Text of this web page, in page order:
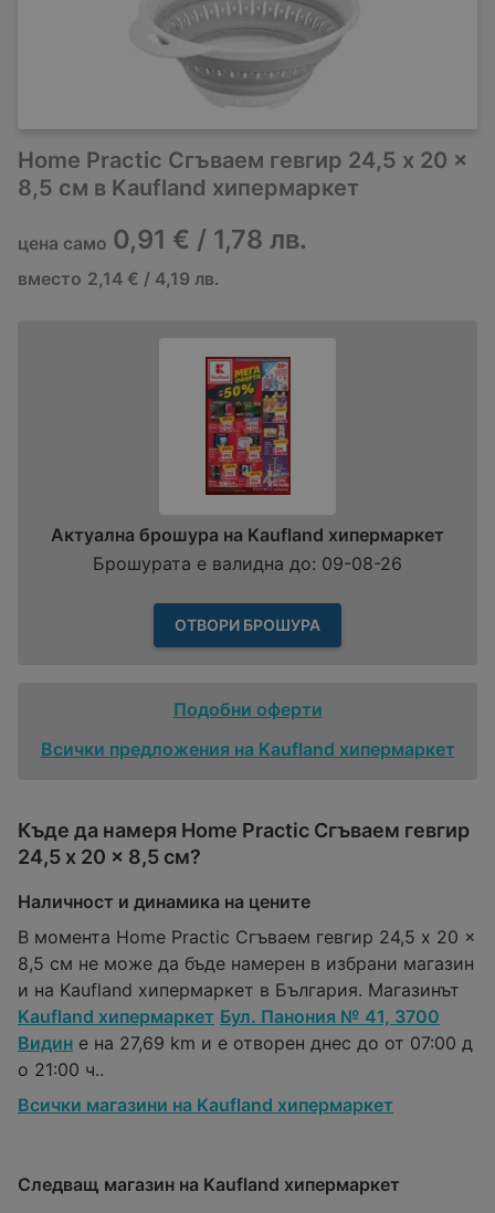
Home Practic Сгъваем гевгир 24,5 x 20 x
8,5 см в Kaufland хипермаркет
цена само 0,91 € / 1,78 лв.
вместо 2,14 € / 4,19 лв.
Актуална брошура на Kaufland хипермаркет
Брошурата е валидна до: 09-08-26
ОТВОРИ БРОШУРА
Подобни оферти
Всички предложения на Kaufland хипермаркет
Къде да намеря Home Practic Сгъваем гевгир
24,5 x 20 x 8,5 см?
Наличност и динамика на цените
В момента Home Practic Сгъваем гевгир 24,5 x 20 x
8,5 см не може да бъде намерен в избрани магазин
и на Kaufland хипермаркет в България. Магазинът
Kaufland хипермаркет Бул. Панония № 41, 3700
Видин е на 27,69 km и е отворен днес до от 07:00 д
о 21:00 ч..
Всички магазини на Kaufland хипермаркет
Следващ магазин на Kaufland хипермаркет